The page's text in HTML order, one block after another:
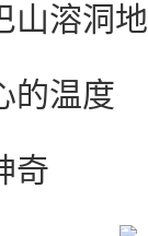
山溶洞
的温度
奇